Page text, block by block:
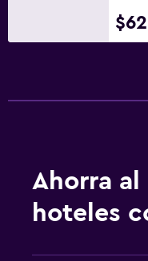
Ahorra al
hoteles